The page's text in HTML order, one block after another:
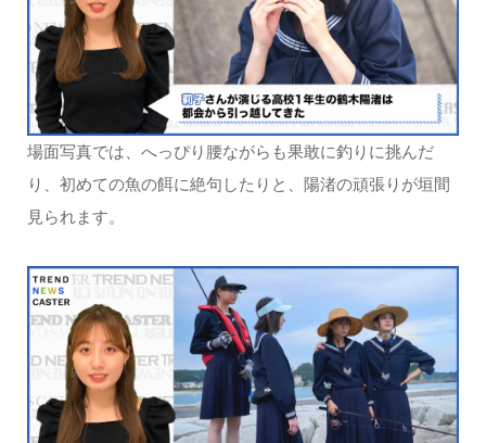
場面写真では、へっぴり腰ながらも果敢に釣りに挑んだ
り、初めての魚の餌に絶句したりと、陽渚の頑張りが垣間
見られます。